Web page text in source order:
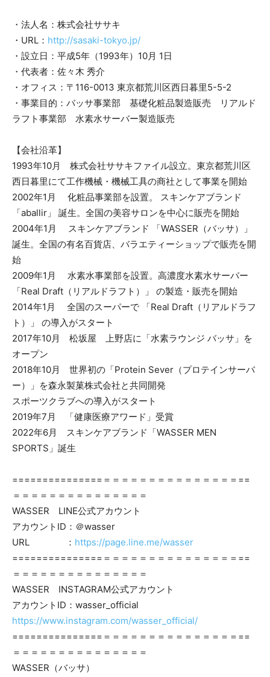
・法人名：株式会社ササキ
・URL： http://sasaki-tokyo.jp/
・設立日：平成5年（1993年）10月 1日
・代表者：佐々木 秀介
・オフィス：〒116-0013 東京都荒川区西日暮里5-5-2
・事業目的：バッサ事業部 基礎化粧品製造販売 リアルド
ラフト事業部 水素水サーバー製造販売
【会社沿革】
1993年10月 株式会社ササキファイル設立。東京都荒川区
西日暮里にて工作機械・機械工具の商社として事業を開始
2002年1月 化粧品事業部を設置。 スキンケアブランド
「aballir」 誕生。全国の美容サロンを中心に販売を開始
2004年1月 スキンケアブランド 「WASSER（バッサ）」
誕生。全国の有名百貨店、バラエティーショップで販売を開
始
2009年1月 水素水事業部を設置。高濃度水素水サーバー
「Real Draft（リアルドラフト）」 の製造・販売を開始
2014年1月 全国のスーパーで 「Real Draft（リアルドラフ
ト）」 の導入がスタート
2017年10月 松坂屋 上野店に「水素ラウンジ バッサ」を
オープン
2018年10月 世界初の「Protein Sever（プロテインサーバ
ー）」を森永製菓株式会社と共同開発
スポーツクラブへの導入がスタート
2019年7月 「健康医療アワード」受賞
2022年6月 スキンケアブランド「WASSER MEN
SPORTS」誕生
===============＝＝＝＝＝＝＝＝＝＝＝＝＝＝＝==
＝＝＝＝＝＝＝＝＝＝＝＝＝＝＝
WASSER LINE公式アカウント
アカウントID：＠wasser
URL ： https://page.line.me/wasser
===============＝＝＝＝＝＝＝＝＝＝＝＝＝＝＝==
＝＝＝＝＝＝＝＝＝＝＝＝＝＝＝
WASSER INSTAGRAM公式アカウント
アカウントID：wasser_official
https://www.instagram.com/wasser_official/
===============＝＝＝＝＝＝＝＝＝＝＝＝＝＝＝==
＝＝＝＝＝＝＝＝＝＝＝＝＝＝＝
WASSER（バッサ）